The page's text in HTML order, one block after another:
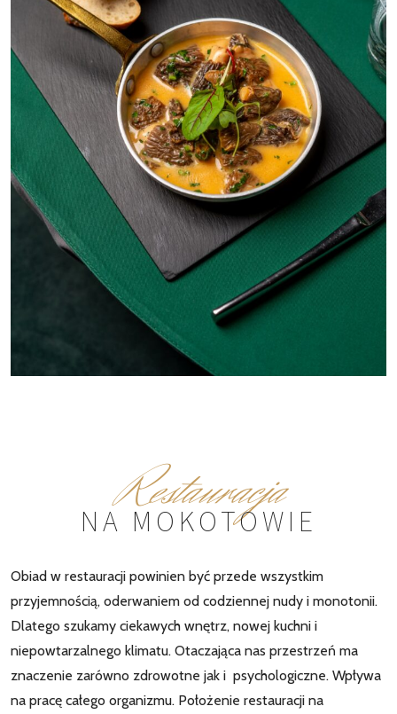
Restauracja
NA MOKOTOWIE
Obiad w restauracji powinien być przede wszystkim
przyjemnością, oderwaniem od codziennej nudy i monotonii.
Dlatego szukamy ciekawych wnętrz, nowej kuchni i
niepowtarzalnego klimatu. Otaczająca nas przestrzeń ma
znaczenie zarówno zdrowotne jak i psychologiczne. Wpływa
na pracę całego organizmu. Położenie restauracji na